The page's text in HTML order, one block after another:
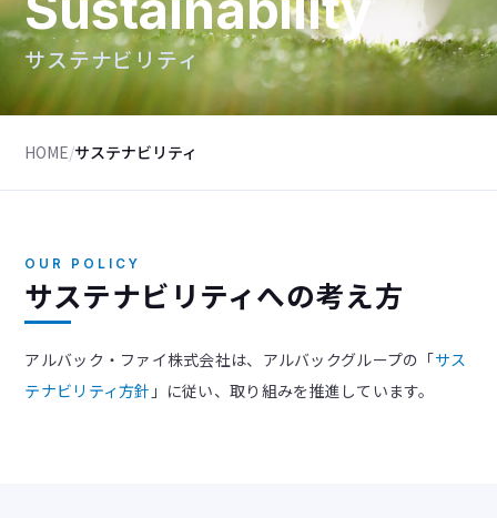
サステナビリティ
HOME/サステナビリティ
OUR POLICY
サステナビリティへの考え方
アルバック・ファイ株式会社は、アルバックグループの「サス
テナビリティ方針 」に従い、取り組みを推進しています。